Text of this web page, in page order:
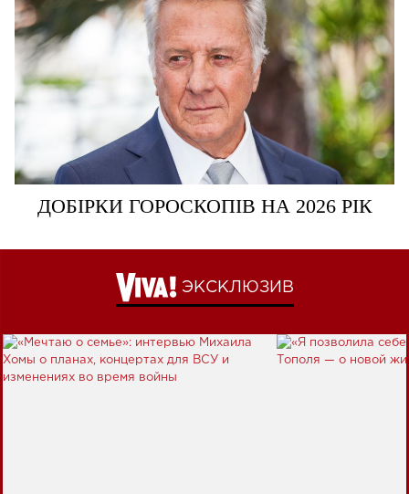
ДОБІРКИ ГОРОСКОПІВ НА 2026 РІК
ЭКСКЛЮЗИВ